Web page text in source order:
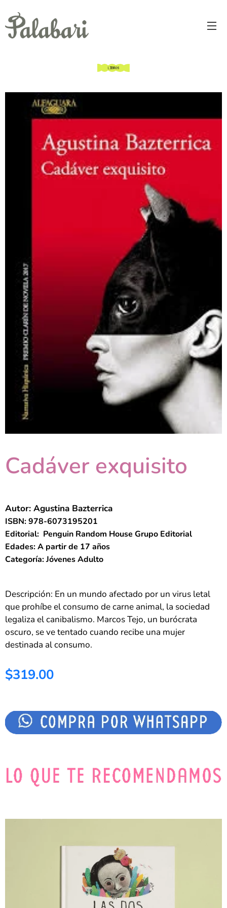
Cadáver exquisito
Autor: Agustina Bazterrica
ISBN: 978-6073195201
Editorial: ‎ Penguin Random House Grupo Editorial
Edades: A partir de 17 años
Categoría: Jóvenes Adulto
Descripción: En un mundo afectado por un virus letal
que prohíbe el consumo de carne animal, la sociedad
legaliza el canibalismo. Marcos Tejo, un burócrata
oscuro, se ve tentado cuando recibe una mujer
destinada al consumo.
$319.00